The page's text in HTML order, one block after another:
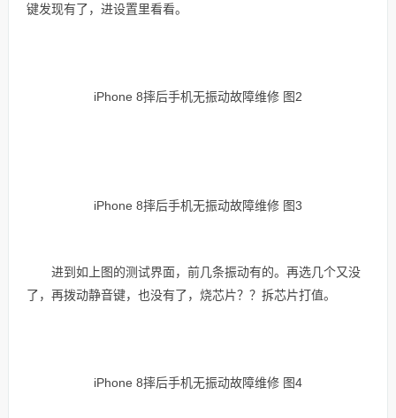
键发现有了，进设置里看看。
iPhone 8摔后手机无振动故障维修 图2
iPhone 8摔后手机无振动故障维修 图3
进到如上图的测试界面，前几条振动有的。再选几个又没
了，再拨动静音键，也没有了，烧芯片？？拆芯片打值。
iPhone 8摔后手机无振动故障维修 图4